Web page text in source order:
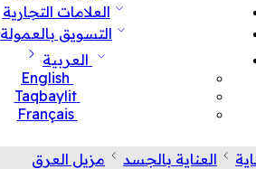
العلامات التجارية
التسويق بالعمولة
العربية
English
Taqbaylit
Français
العناية بالجسد مزيل العرق